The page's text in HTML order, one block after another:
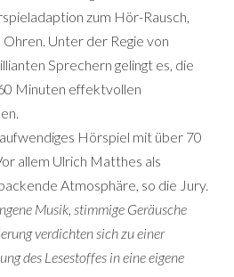
zum Hör-Rausch,
Unter der Regie von
Sprechern gelingt es, die
Minuten effektvollen
Hörspiel mit über 70
allem Ulrich Matthes als
Atmosphäre, so die Jury.
Musik, stimmige Geräusche
verdichten sich zu einer
des Lesestoffes in eine eigene